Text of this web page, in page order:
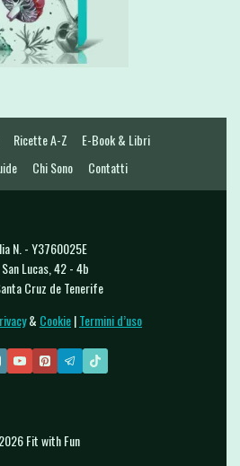
Ricette A-Z
E-Book & Libri
Chi Sono Contatti
N. - Y3760025E
Lucas, 42 - 4b
Cruz de Tenerife
& Cookie|Termini d’uso
Fit with Fun